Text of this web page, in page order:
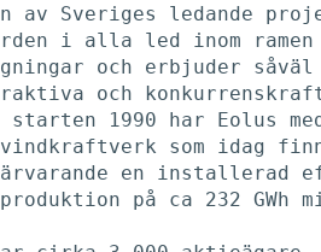
av Sveriges ledande
i alla led inom
och erbjuder
och
starten 1990 har Eolus
som idag
en installerad
på ca 232